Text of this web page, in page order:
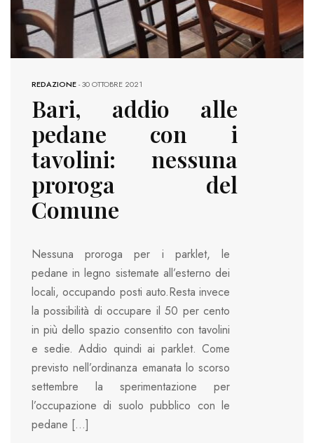
REDAZIONE-30 OTTOBRE 2021
Bari, addio alle
pedane con i
tavolini: nessuna
proroga del
Comune
Nessuna proroga per i parklet, le
pedane in legno sistemate all’esterno dei
locali, occupando posti auto.Resta invece
la possibilità di occupare il 50 per cento
in più dello spazio consentito con tavolini
e sedie. Addio quindi ai parklet. Come
previsto nell’ordinanza emanata lo scorso
settembre la sperimentazione per
l’occupazione di suolo pubblico con le
pedane […]